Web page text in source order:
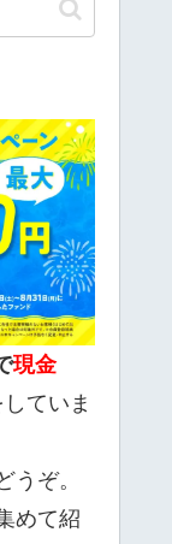
現金
していま
うぞ。
めて紹